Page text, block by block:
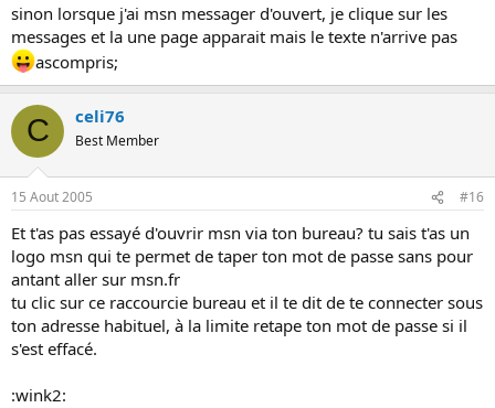
sinon lorsque j'ai msn messager d'ouvert, je clique sur les
messages et la une page apparait mais le texte n'arrive pas
ascompris;
C celi76
Best Member
15 Aout 2005 #16
Et t'as pas essayé d'ouvrir msn via ton bureau? tu sais t'as un
logo msn qui te permet de taper ton mot de passe sans pour
antant aller sur msn.fr
tu clic sur ce raccourcie bureau et il te dit de te connecter sous
ton adresse habituel, à la limite retape ton mot de passe si il
s'est effacé.
:wink2: